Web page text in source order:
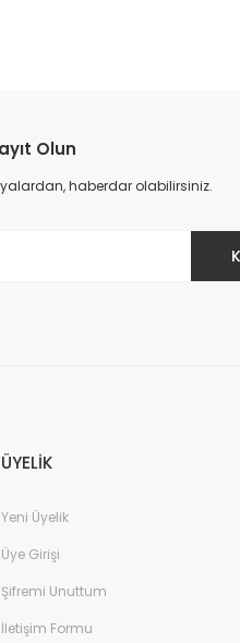
Olun
haberdar olabilirsiniz.
ÜYELİK
Yeni Üyelik
Üye Girişi
Şifremi Unuttum
İletişim Formu